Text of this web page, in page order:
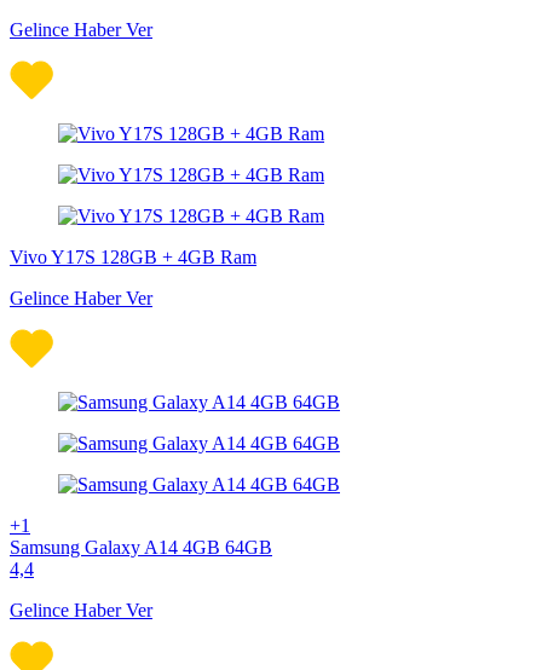
Gelince Haber Ver
Vivo Y17S 128GB + 4GB Ram
Gelince Haber Ver
+1
Samsung Galaxy A14 4GB 64GB
4,4
Gelince Haber Ver